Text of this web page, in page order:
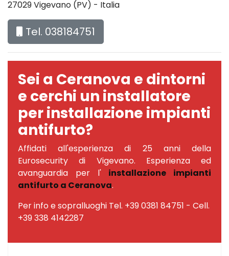
27029 Vigevano (PV) - Italia
Tel. 038184751
Sei a Ceranova e dintorni
e cerchi un installatore
per installazione impianti
antifurto?
Affidati all'esperienza di 25 anni della
Eurosecurity di Vigevano. Esperienza ed
avanguardia per l' installazione impianti
antifurto a Ceranova.
Per info e sopralluoghi Tel. +39 0381 84751 - Cell.
+39 338 4142287